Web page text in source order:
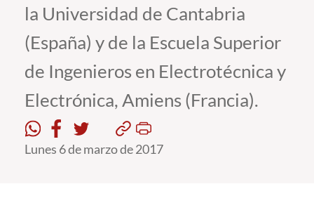
Pregrado
Postgrado
Formación Continua
Académicos
la Universidad de Cantabria
(España) y de la Escuela Superior
de Ingenieros en Electrotécnica y
Electrónica, Amiens (Francia).
Lunes 6 de marzo de 2017